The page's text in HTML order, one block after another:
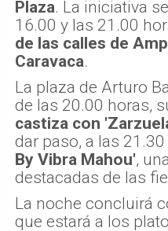
Plaza. La iniciativa
16.00 y las 21.00
de las calles de
Caravaca.
La plaza de Arturo
de las 20.00 horas,
castiza con
dar paso, a las 21.30
By Vibra Mahou',
destacadas de las
La noche concluirá
que estará a los